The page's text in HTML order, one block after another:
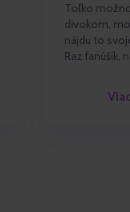
Toľko
divokom,
nájdu to
Raz fanúšik,